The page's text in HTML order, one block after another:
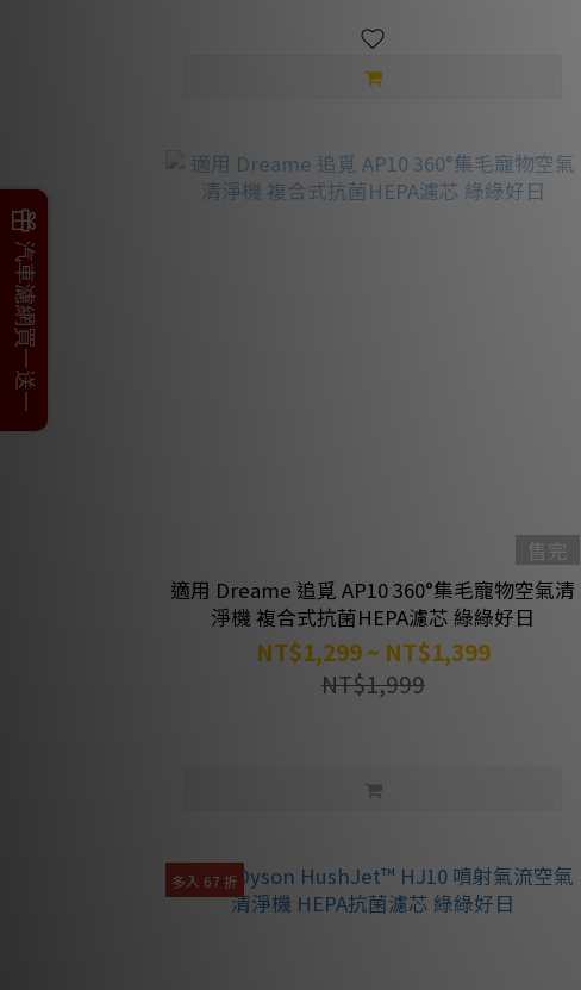
售完
適用 Dreame 追覓 AP10 360°集毛寵物空氣清
淨機 複合式抗菌HEPA濾芯 綠綠好日
NT$1,299 ~ NT$1,399
NT$1,999
多入 67 折
父親節加碼
汽車濾網買一送一